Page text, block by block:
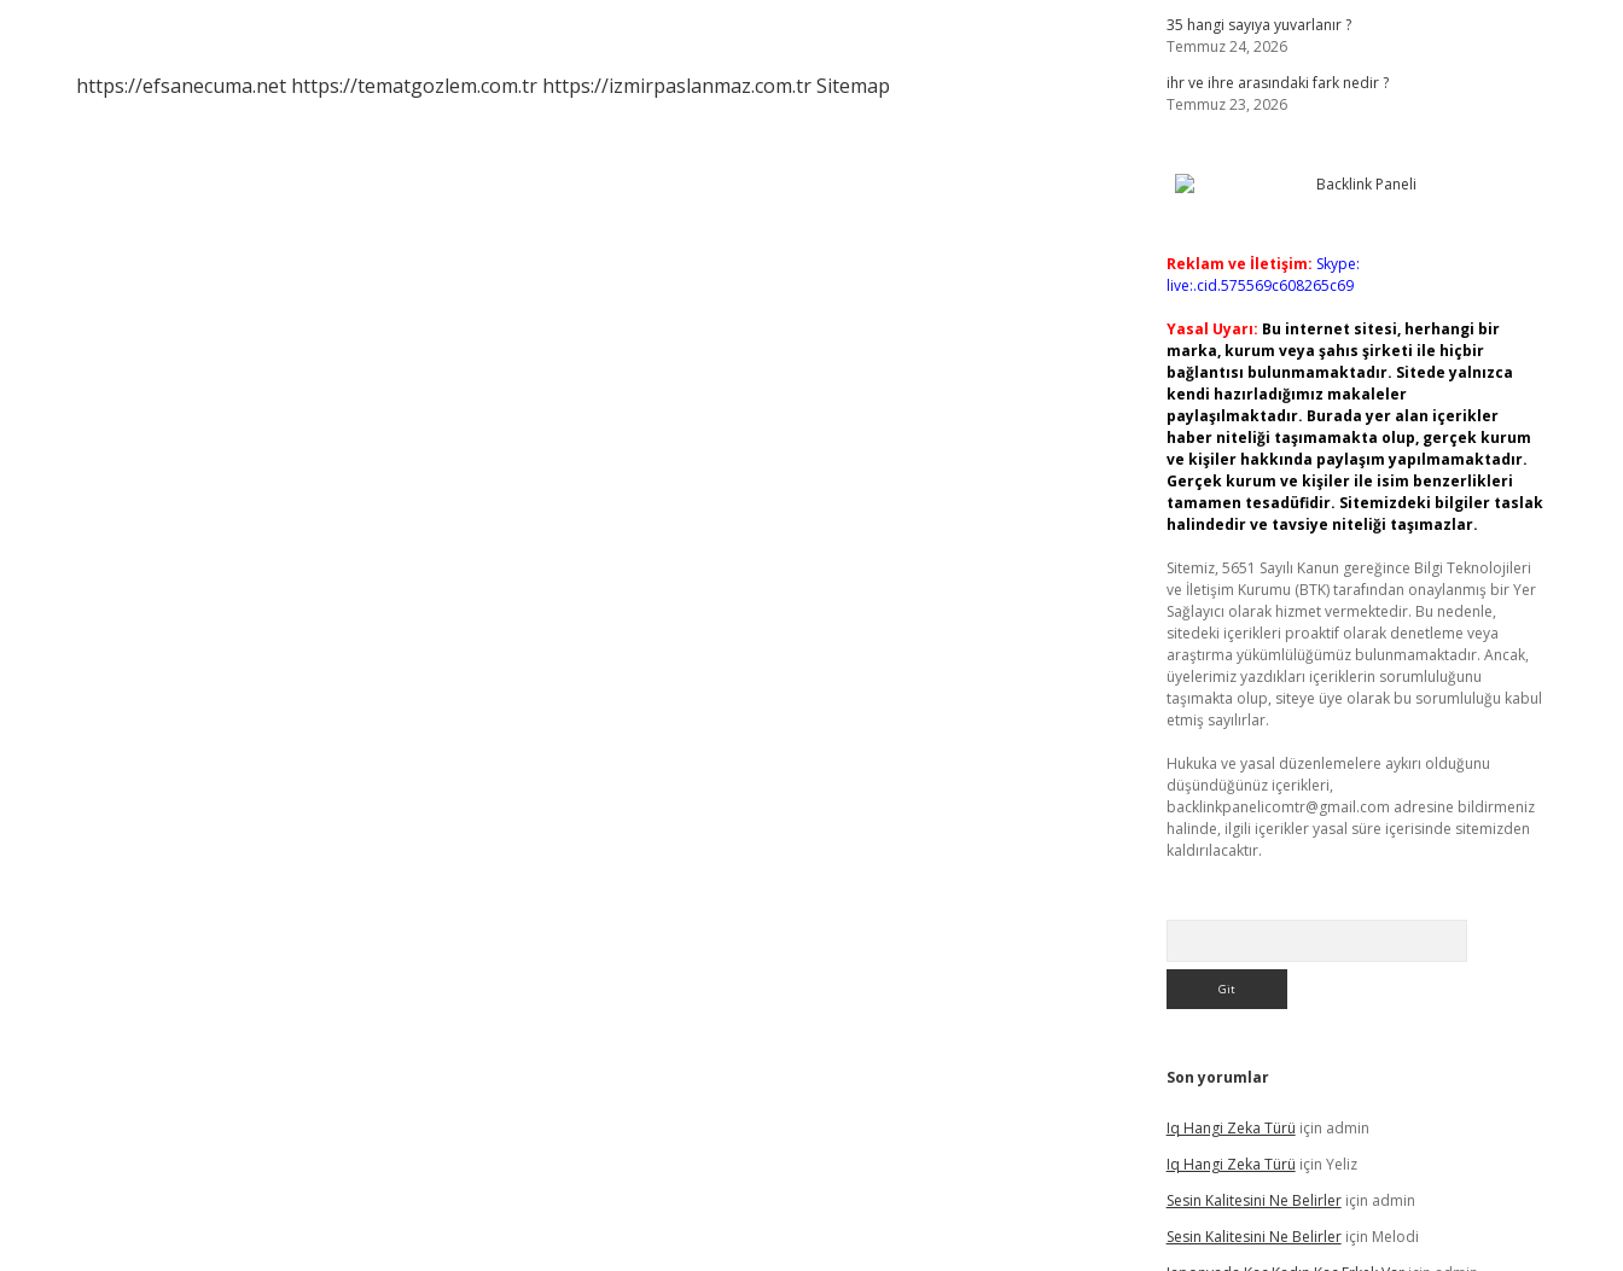
https://efsanecuma.net https://tematgozlem.com.tr https://izmirpaslanmaz.com.trSitemap
35 hangi sayıya yuvarlanır ?
Temmuz 24, 2026
ihr ve ihre arasındaki fark nedir ?
Temmuz 23, 2026
Reklam ve İletişim: Skype:
live:.cid.575569c608265c69
Yasal Uyarı: Bu internet sitesi, herhangi bir
marka, kurum veya şahıs şirketi ile hiçbir
bağlantısı bulunmamaktadır. Sitede yalnızca
kendi hazırladığımız makaleler
paylaşılmaktadır. Burada yer alan içerikler
haber niteliği taşımamakta olup, gerçek kurum
ve kişiler hakkında paylaşım yapılmamaktadır.
Gerçek kurum ve kişiler ile isim benzerlikleri
tamamen tesadüfidir. Sitemizdeki bilgiler taslak
halindedir ve tavsiye niteliği taşımazlar.
Sitemiz, 5651 Sayılı Kanun gereğince Bilgi Teknolojileri
ve İletişim Kurumu (BTK) tarafından onaylanmış bir Yer
Sağlayıcı olarak hizmet vermektedir. Bu nedenle,
sitedeki içerikleri proaktif olarak denetleme veya
araştırma yükümlülüğümüz bulunmamaktadır. Ancak,
üyelerimiz yazdıkları içeriklerin sorumluluğunu
taşımakta olup, siteye üye olarak bu sorumluluğu kabul
etmiş sayılırlar.
Hukuka ve yasal düzenlemelere aykırı olduğunu
düşündüğünüz içerikleri,
backlinkpanelicomtr@gmail.com adresine bildirmeniz
halinde, ilgili içerikler yasal süre içerisinde sitemizden
kaldırılacaktır.
Son yorumlar
Iq Hangi Zeka Türü için admin
Iq Hangi Zeka Türü için Yeliz
Sesin Kalitesini Ne Belirleriçin admin
Sesin Kalitesini Ne Belirleriçin Melodi